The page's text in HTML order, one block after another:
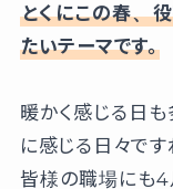
とくにこの春、
たいテーマです。
暖かく感じる日
に感じる日々です
皆様の職場にも4